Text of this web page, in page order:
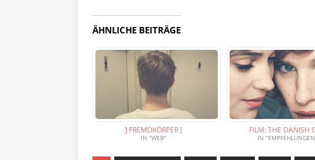
ÄHNLICHE BEITRÄGE
] FREMDKÖRPER [
IN "WEB"
FILM: THE DANISH
IN